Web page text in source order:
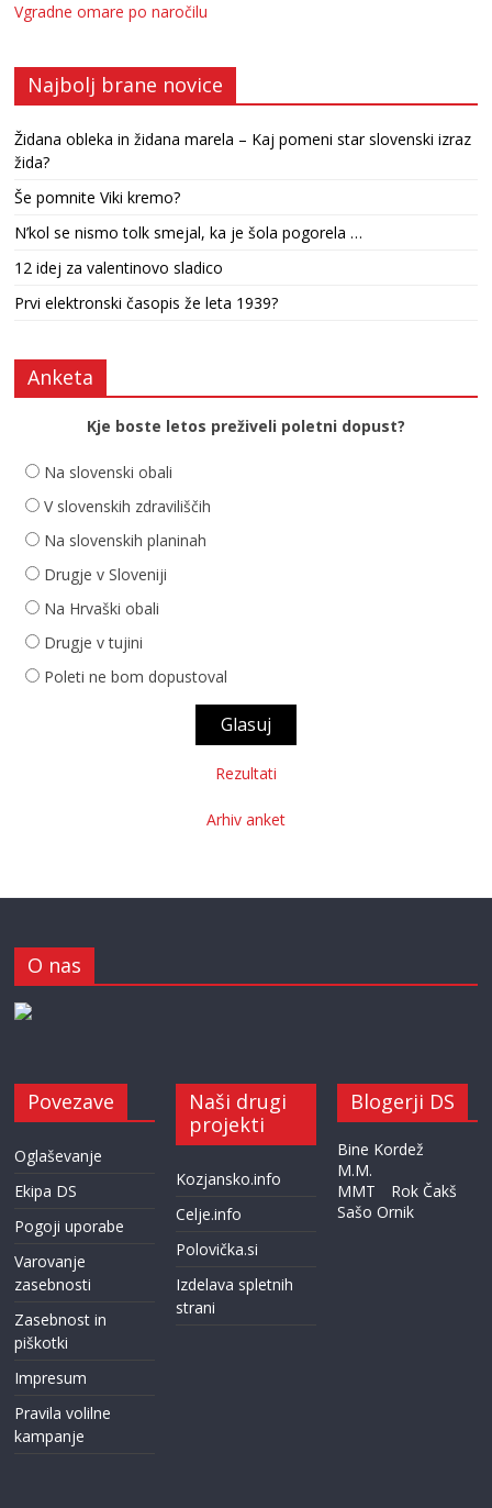
Vgradne omare po naročilu
Najbolj brane novice
Židana obleka in židana marela – Kaj pomeni star slovenski izraz
žida?
Še pomnite Viki kremo?
N’kol se nismo tolk smejal, ka je šola pogorela …
12 idej za valentinovo sladico
Prvi elektronski časopis že leta 1939?
Anketa
Kje boste letos preživeli poletni dopust?
Na slovenski obali
V slovenskih zdraviliščih
Na slovenskih planinah
Drugje v Sloveniji
Na Hrvaški obali
Drugje v tujini
Poleti ne bom dopustoval
Rezultati
Arhiv anket
O nas
Povezave
Oglaševanje
Ekipa DS
Pogoji uporabe
Varovanje
zasebnosti
Zasebnost in
piškotki
Impresum
Pravila volilne
kampanje
Naši drugi
projekti
Kozjansko.info
Celje.info
Polovička.si
Izdelava spletnih
strani
Blogerji DS
Bine Kordež
M.M.
MMT
Rok Čakš
Sašo Ornik